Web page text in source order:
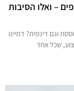
– ואלו הסיבות
וגם דינמית? דמיינו
שכל אחד